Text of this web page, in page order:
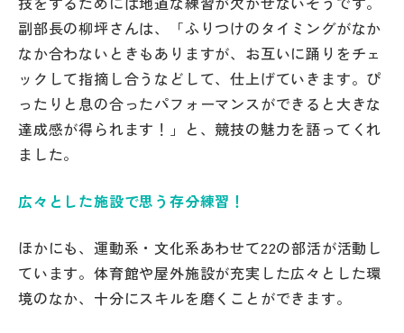
副部長の柳坪さんは、「ふりつけのタイミングがなか
なか合わないときもありますが、お互いに踊りをチェ
ックして指摘し合うなどして、仕上げていきます。ぴ
ったりと息の合ったパフォーマンスができると大きな
達成感が得られます！」と、競技の魅力を語ってくれ
ました。
広々とした施設で思う存分練習！
ほかにも、運動系・文化系あわせて22の部活が活動し
ています。体育館や屋外施設が充実した広々とした環
境のなか、十分にスキルを磨くことができます。